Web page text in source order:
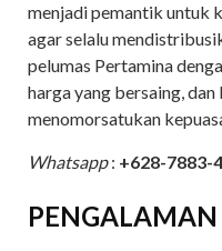
menjadi pemantik untuk
agar selalu
pelumas Pertamina
harga yang bersaing,
menomorsatukan
Whatsapp: +628-7883-